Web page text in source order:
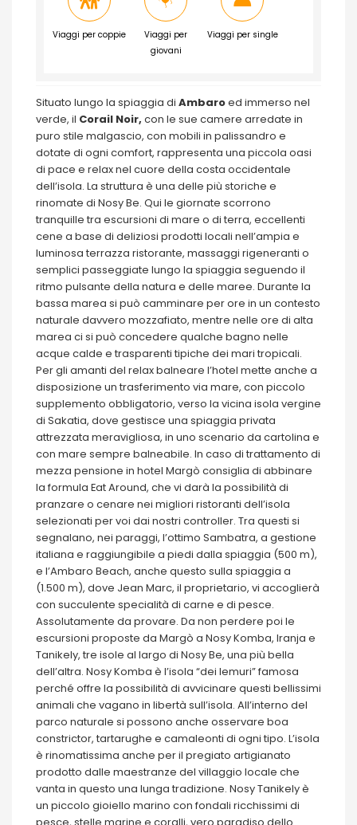
Viaggi per coppie
Viaggi per
giovani
Viaggi per single
Situato lungo la spiaggia di Ambaroed immerso nel
verde, il Corail Noir, con le sue camere arredate in
puro stile malgascio, con mobili in palissandro e
dotate di ogni comfort, rappresenta una piccola oasi
di pace e relax nel cuore della costa occidentale
dell’isola. La struttura è una delle più storiche e
rinomate di Nosy Be. Qui le giornate scorrono
tranquille tra escursioni di mare o di terra, eccellenti
cene a base di deliziosi prodotti locali nell’ampia e
luminosa terrazza ristorante, massaggi rigeneranti o
semplici passeggiate lungo la spiaggia seguendo il
ritmo pulsante della natura e delle maree. Durante la
bassa marea si può camminare per ore in un contesto
naturale davvero mozzafiato, mentre nelle ore di alta
marea ci si può concedere qualche bagno nelle
acque calde e trasparenti tipiche dei mari tropicali.
Per gli amanti del relax balneare l’hotel mette anche a
disposizione un trasferimento via mare, con piccolo
supplemento obbligatorio, verso la vicina isola vergine
di Sakatia, dove gestisce una spiaggia privata
attrezzata meravigliosa, in uno scenario da cartolina e
con mare sempre balneabile. In caso di trattamento di
mezza pensione in hotel Margò consiglia di abbinare
la formula Eat Around, che vi darà la possibilità di
pranzare o cenare nei migliori ristoranti dell’isola
selezionati per voi dai nostri controller. Tra questi si
segnalano, nei paraggi, l’ottimo Sambatra, a gestione
italiana e raggiungibile a piedi dalla spiaggia (500 m),
e l’Ambaro Beach, anche questo sulla spiaggia a
(1.500 m), dove Jean Marc, il proprietario, vi accoglierà
con succulente specialità di carne e di pesce.
Assolutamente da provare. Da non perdere poi le
escursioni proposte da Margò a Nosy Komba, Iranja e
Tanikely, tre isole al largo di Nosy Be, una più bella
dell’altra. Nosy Komba è l’isola “dei lemuri” famosa
perché offre la possibilità di avvicinare questi bellissimi
animali che vagano in libertà sull’isola. All’interno del
parco naturale si possono anche osservare boa
constrictor, tartarughe e camaleonti di ogni tipo. L’isola
è rinomatissima anche per il pregiato artigianato
prodotto dalle maestranze del villaggio locale che
vanta in questo una lunga tradizione. Nosy Tanikely è
un piccolo gioiello marino con fondali ricchissimi di
pesce, stelle marine e coralli, vero paradiso dello